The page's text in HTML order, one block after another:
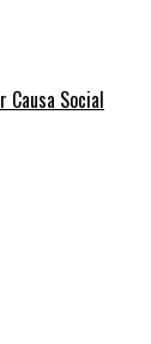
Social